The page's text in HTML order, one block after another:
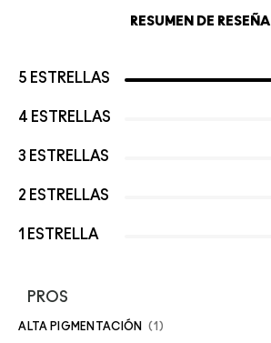
RESUMEN DE RESEÑA
5 ESTRELLAS
4 ESTRELLAS
3 ESTRELLAS
2 ESTRELLAS
1 ESTRELLA
PROS
ALTA PIGMENTACIÓN 1